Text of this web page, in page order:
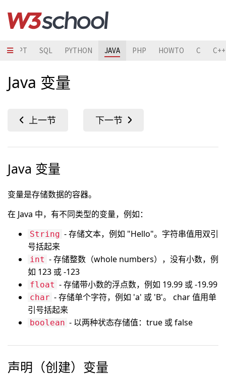
SQL PYTHON JAVA PHP HOWTO C C++
Java 变量
Java 变量
变量是存储数据的容器。
在 Java 中，有不同类型的变量，例如：
String - 存储文本，例如 "Hello"。字符串值用双引
号括起来
int - 存储整数（whole numbers），没有小数，例
如 123 或 -123
float - 存储带小数的浮点数，例如 19.99 或 -19.99
char - 存储单个字符，例如 'a' 或 'B'。 char 值用单
引号括起来
boolean - 以两种状态存储值：true 或 false
声明（创建）变量